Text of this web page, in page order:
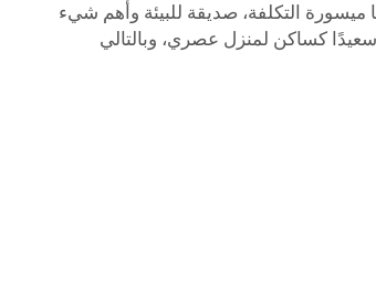
ميسورة التكلفة، صديقة للبيئة وأهم شيء
كساكن لمنزل عصري، وبالتالي